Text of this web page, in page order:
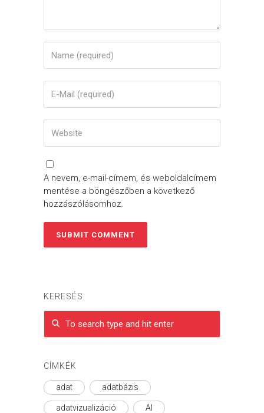
A nevem, e-mail-címem, és weboldalcímem
mentése a böngészőben a következő
hozzászólásomhoz.
KERESÉS
CÍMKÉK
adat adatbázis
adatvizualizáció AI